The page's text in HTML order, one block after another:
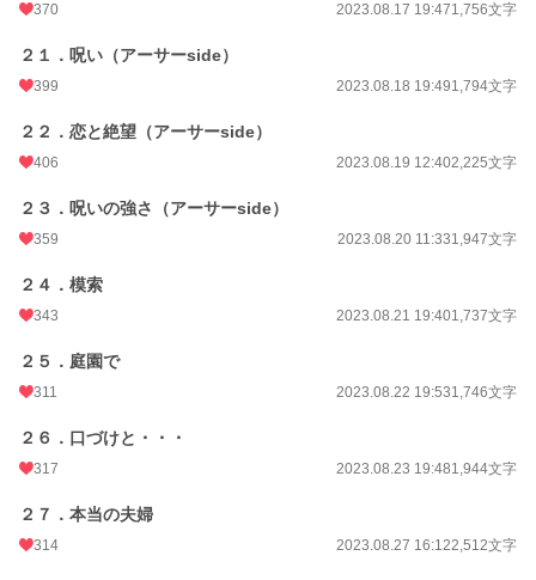
370 2023.08.17 19:471,756文字
２１．呪い（アーサーside）
399 2023.08.18 19:491,794文字
２２．恋と絶望（アーサーside）
406 2023.08.19 12:402,225文字
２３．呪いの強さ（アーサーside）
359 2023.08.20 11:331,947文字
２４．模索
343 2023.08.21 19:401,737文字
２５．庭園で
311 2023.08.22 19:531,746文字
２６．口づけと・・・
317 2023.08.23 19:481,944文字
２７．本当の夫婦
314 2023.08.27 16:122,512文字